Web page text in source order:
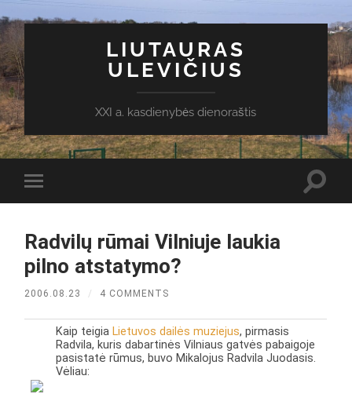
LIUTAURAS
ULEVIČIUS
XXI a. kasdienybės dienoraštis
Toggle
mobile
Radvilų rūmai Vilniuje laukia
pilno atstatymo?
2006.08.23 / 4 COMMENTS
Kaip teigia Lietuvos dailės muziejus, pirmasis
Radvila, kuris dabartinės Vilniaus gatvės pabaigoje
pasistatė rūmus, buvo Mikalojus Radvila Juodasis.
Vėliau: